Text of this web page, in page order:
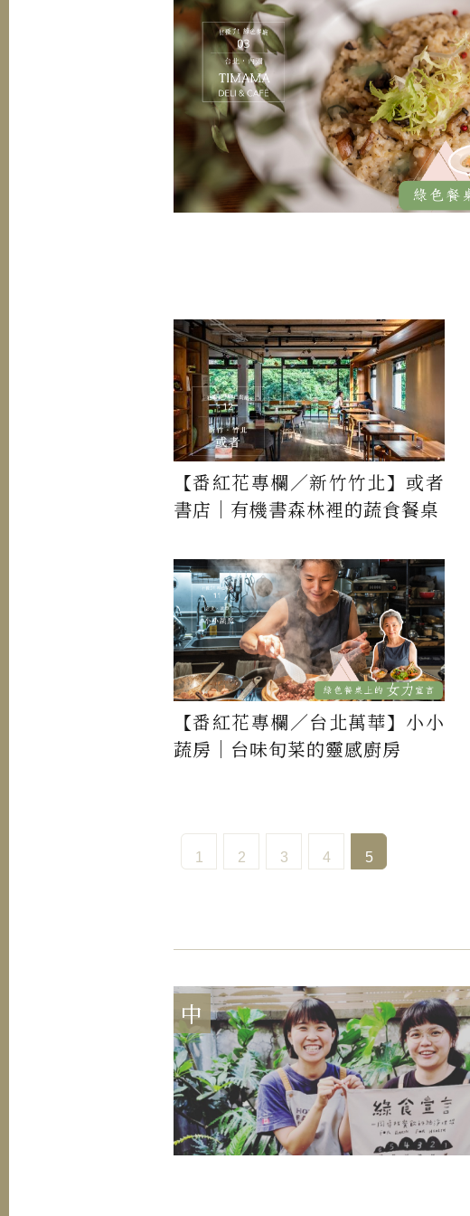
【番紅花專欄／新竹竹北】或者
書店｜有機書森林裡的蔬食餐桌
【番紅花專欄／台北萬華】小小
蔬房｜台味旬菜的靈感廚房
1 2 3 4 5
中